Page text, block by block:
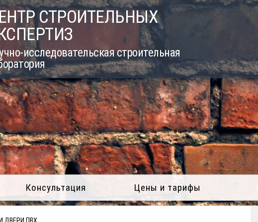
СТРОИТЕЛЬНЫХ
исследовательская строительная
Консультация Цены и тарифы
ДВЕРИ ПВХ